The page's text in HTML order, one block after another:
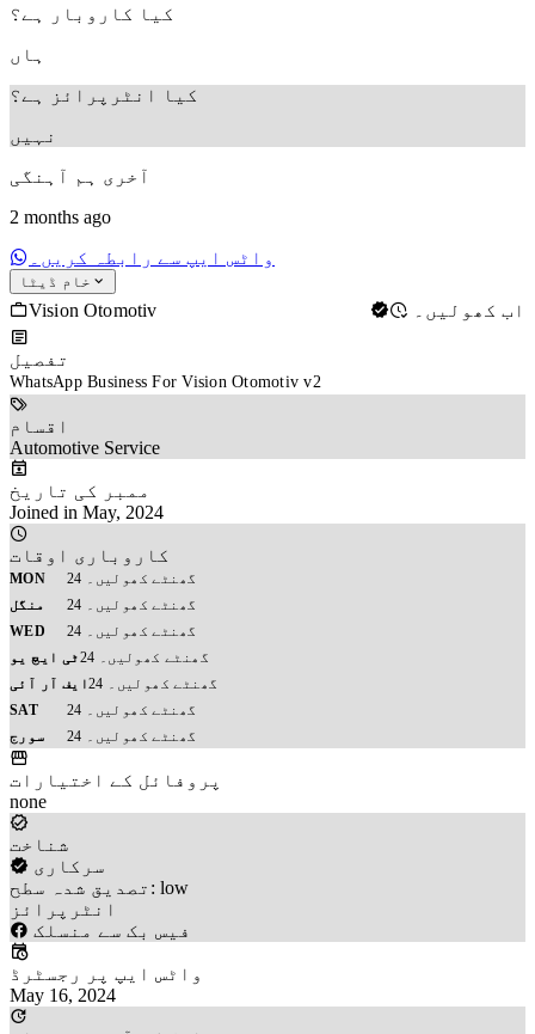
کیا کاروبار ہے؟
ہاں
کیا انٹرپرائز ہے؟
نہیں
آخری ہم آہنگی
2 months ago
واٹس ایپ سے رابطہ کریں۔
خام ڈیٹا
Vision Otomotiv اب کھولیں۔
تفصیل
WhatsApp Business For Vision Otomotiv v2
اقسام
Automotive Service
ممبر کی تاریخ
Joined in May, 2024
کاروباری اوقات
MON
24 گھنٹے کھولیں۔
منگل
24 گھنٹے کھولیں۔
WED
24 گھنٹے کھولیں۔
ٹی ایچ یو
24 گھنٹے کھولیں۔
ایف آر آئی
24 گھنٹے کھولیں۔
SAT
24 گھنٹے کھولیں۔
سورج
24 گھنٹے کھولیں۔
پروفائل کے اختیارات
none
شناخت
سرکاری
تصدیق شدہ سطح: low
انٹرپرائز
فیس بک سے منسلک
واٹس ایپ پر رجسٹرڈ
May 16, 2024